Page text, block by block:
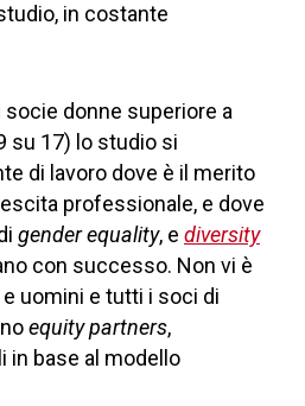
in costante
donne superiore a
su 17) lo studio si
di lavoro dove è il merito
professionale, e dove
gender equality, e diversity
con successo. Non vi è
uomini e tutti i soci di
equity partners,
in base al modello